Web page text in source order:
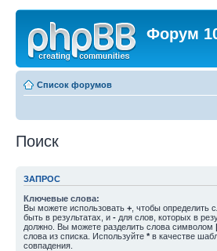
Форум
Список форумов
Поиск
ЗАПРОС
Ключевые слова:
Вы можете использовать + , чтобы определить
быть в результатах, и - для слов, которых в
должно. Вы можете разделить слова символом |
слова из списка. Используйте * в качестве
совпадения.